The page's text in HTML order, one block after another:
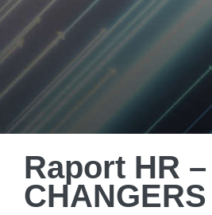
Raport HR
CHANGERS